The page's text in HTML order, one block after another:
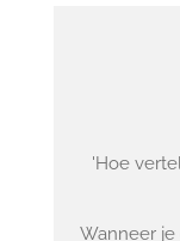
'Hoe
Wanneer